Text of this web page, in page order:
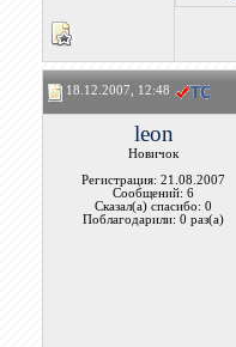
18.12.2007, 12:48
leon
Новичок
Регистрация: 21.08.2007
Сообщений: 6
Сказал(а) спасибо: 0
Поблагодарили: 0 раз(а)